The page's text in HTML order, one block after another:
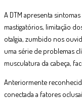
A DTM apresenta
mastigatórios, limitação
otalgia, zumbido nos
uma série de problemas
musculatura da cabeça,
Anteriormente
conectada a fatores